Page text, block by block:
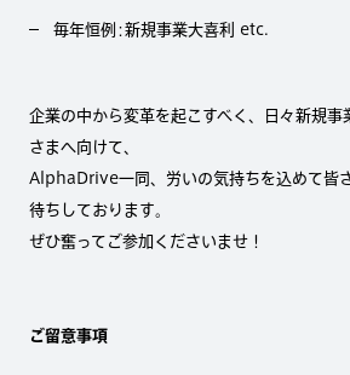
毎年恒例：新規事業大喜利 etc.
企業の中から変革を起こすべく、日々新規事
さまへ向けて、
AlphaDrive一同、労いの気持ちを込めて皆
待ちしております。
ぜひ奮ってご参加くださいませ！
ご留意事項